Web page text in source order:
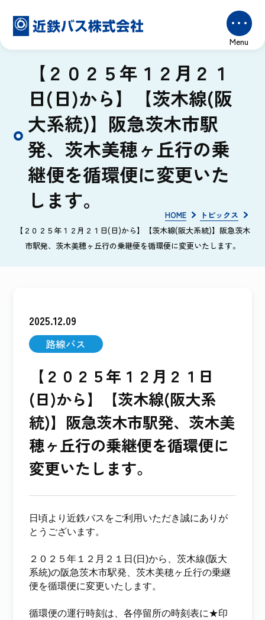
【２０２５年１２月２１
日(日)から】【茨木線(阪
大系統)】阪急茨木市駅
発、茨木美穂ヶ丘行の乗
継便を循環便に変更いた
します。
HOME
トピックス
【２０２５年１２月２１日(日)から】【茨木線(阪大系統)】阪急茨木
市駅発、茨木美穂ヶ丘行の乗継便を循環便に変更いたします。
2025.12.09
路線バス
【２０２５年１２月２１日
(日)から】【茨木線(阪大系
統)】阪急茨木市駅発、茨木美
穂ヶ丘行の乗継便を循環便に
変更いたします。
日頃より近鉄バスをご利用いただき誠にありが
とうございます。
２０２５年１２月２１日(日)から、茨木線(阪大
系統)の阪急茨木市駅発、茨木美穂ヶ丘行の乗継
便を循環便に変更いたします。
循環便の運行時刻は、各停留所の時刻表に★印